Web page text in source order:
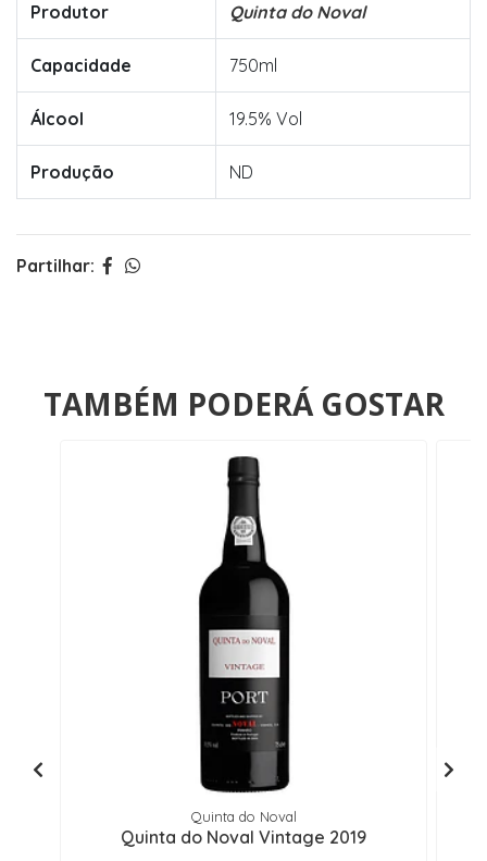
Produtor Quinta do Noval
Capacidade 750ml
Álcool 19.5% Vol
Produção ND
Partilhar:
TAMBÉM PODERÁ GOSTAR
Quinta do Noval
Quinta do Noval Vintage 2019